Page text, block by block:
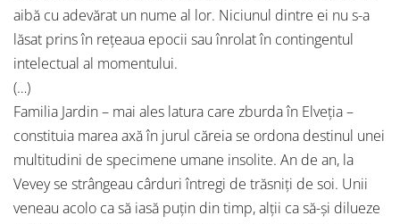
aibă cu adevărat un nume al lor. Niciunul dintre ei nu s-a
lăsat prins în rețeaua epocii sau înrolat în contingentul
intelectual al momentului.
(…)
Familia Jardin – mai ales latura care zburda în Elveția –
constituia marea axă în jurul căreia se ordona destinul unei
multitudini de specimene umane insolite. An de an, la
Vevey se strângeau cârduri întregi de trăsniți de soi. Unii
veneau acolo ca să iasă puțin din timp, alții ca să-și dilueze